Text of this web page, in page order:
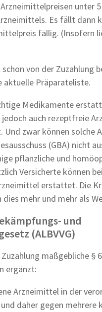
unter
Es fällt dann
fällig. (Insofern
von der Zuzahlung
aktuelle Präparateliste.
Medikamente
auch rezeptfreie
Und zwar können
(GBA) nicht
pflanzliche und
Versicherte können
erstattet. Die
dies mehr und mehr als
und
(ALBVVG)
maßgebliche §
ergänzt:
Arzneimittel in der
daher gegen mehrere